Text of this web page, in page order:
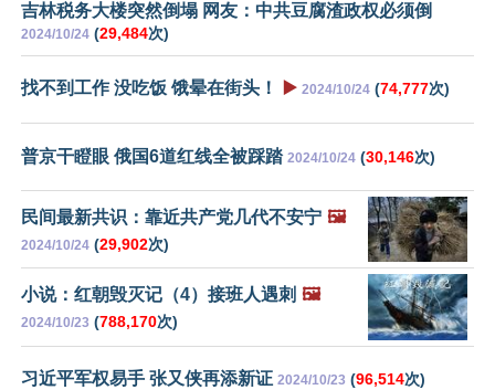
吉林税务大楼突然倒塌 网友：中共豆腐渣政权必须倒
2024/10/24 (29,484次)
找不到工作 没吃饭 饿晕在街头！ ▶️ 2024/10/24 (74,777次)
普京干瞪眼 俄国6道红线全被踩踏 2024/10/24 (30,146次)
民间最新共识：靠近共产党几代不安宁 🖼️
2024/10/24 (29,902次)
小说：红朝毁灭记（4）接班人遇刺 🖼️
2024/10/23 (788,170次)
习近平军权易手 张又侠再添新证 2024/10/23 (96,514次)